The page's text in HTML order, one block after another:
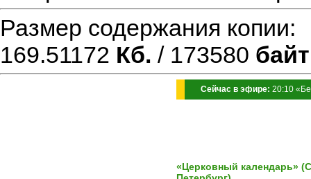
Размер содержания
169.51172 Кб. / 173580 байт
Сейчас в эфире: 20:10
«Церковный календарь»